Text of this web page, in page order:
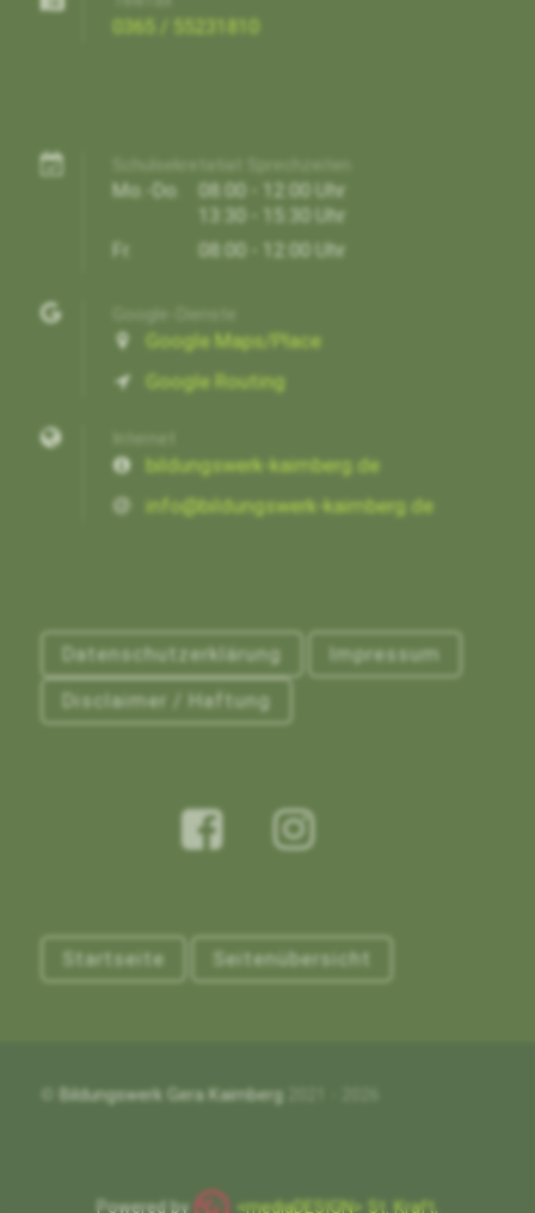
Mo.-Do.
08:00 - 12:00 Uhr
13:30 - 15:30 Uhr
Fr.
08:00 - 12:00 Uhr
Google Maps/Place
Google Routing
bildungswerk-kaimberg.de
info@bildungswerk-kaimberg.de
Datenschutzerklärung Impressum
Disclaimer / Haftung
Startseite Seitenübersicht
Bildungswerk Gera Kaimberg
Powered by <mediaDESIGN> St. Kraft,